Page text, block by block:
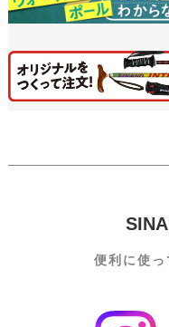
便利に使っ